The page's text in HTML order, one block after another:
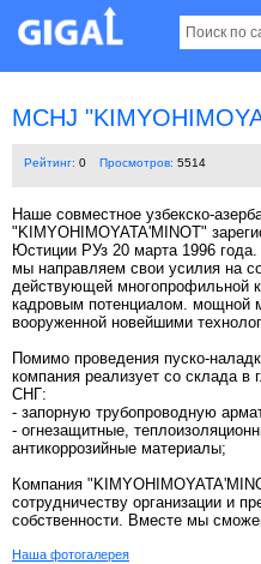
MCHJ
Рейтинг: 0 Просмотров: 5514
Наше совместное узбекско-
"KIMYOHIMOYATA'MINOT"
Юстиции РУз 20 марта 1996
мы направляем свои усилия на
действующей многопрофильной
кадровым потенциалом. мощной
вооруженной новейшими
Помимо проведения пуско-
компания реализует со склада в
СНГ:
- запорную трубопроводную
- огнезащитные,
антикоррозийные материалы;
Компания
сотрудничеству организации и
собственности. Вместе мы
Наша фотогалерея